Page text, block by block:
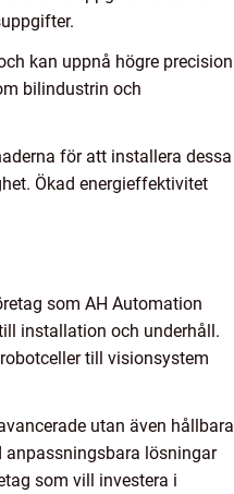
kan uppnå högre precision
bilindustrin och
för att installera dessa
Ökad energieffektivitet
som AH Automation
installation och underhåll.
till visionsystem
utan även hållbara
lösningar
som vill investera i